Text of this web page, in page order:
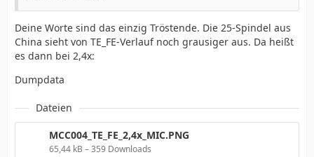
Deine Worte sind das einzig Tröstende. Die 25-Spindel aus
China sieht von TE_FE-Verlauf noch grausiger aus. Da heißt
es dann bei 2,4x:
Dumpdata
Dateien
MCC004_TE_FE_2,4x_MIC.PNG
65,44 kB – 359 Downloads